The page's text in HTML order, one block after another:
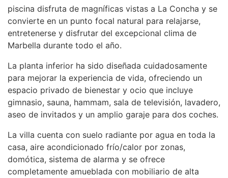
piscina disfruta de magníficas vistas a La Concha y se
convierte en un punto focal natural para relajarse,
entretenerse y disfrutar del excepcional clima de
Marbella durante todo el año.
La planta inferior ha sido diseñada cuidadosamente
para mejorar la experiencia de vida, ofreciendo un
espacio privado de bienestar y ocio que incluye
gimnasio, sauna, hammam, sala de televisión, lavadero,
aseo de invitados y un amplio garaje para dos coches.
La villa cuenta con suelo radiante por agua en toda la
casa, aire acondicionado frío/calor por zonas,
domótica, sistema de alarma y se ofrece
completamente amueblada con mobiliario de alta